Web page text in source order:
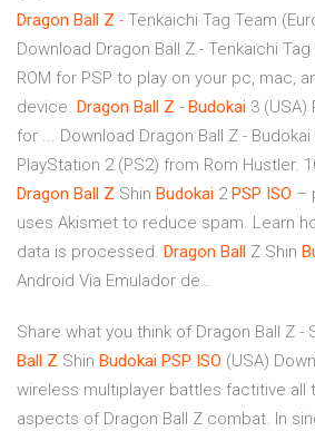
Dragon Ball Z - Tenkaichi Tag Team
Download Dragon Ball Z - Tenkaichi
ROM for PSP to play on your pc, mac,
device. Dragon Ball Z - Budokai 3 (USA)
for ... Download Dragon Ball Z - Budokai
PlayStation 2 (PS2) from Rom Hustler.
Dragon Ball Z Shin Budokai 2 PSP ISO –
uses Akismet to reduce spam. Learn
data is processed. Dragon Ball Z Shin
Android Via Emulador de…
Share what you think of Dragon Ball Z -
Ball
Z Shin Budokai PSP ISO (USA)
wireless multiplayer battles factitive all
aspects of Dragon Ball Z combat. In